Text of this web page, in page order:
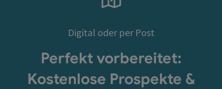
Digital oder per Post
Perfekt vorbereitet:
Kostenlose Prospekte &